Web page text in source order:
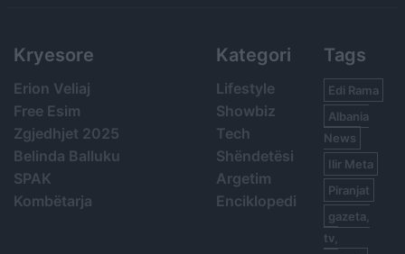
Kryesore
Erion Veliaj
Free Esim
Zgjedhjet 2025
Belinda Balluku
SPAK
Kombëtarja
Kategori
Lifestyle
Showbiz
Tech
Shëndetësi
Argetim
Enciklopedi
Tags
Edi Rama
Albania
News
Ilir Meta
Piranjat
gazeta,
tv,